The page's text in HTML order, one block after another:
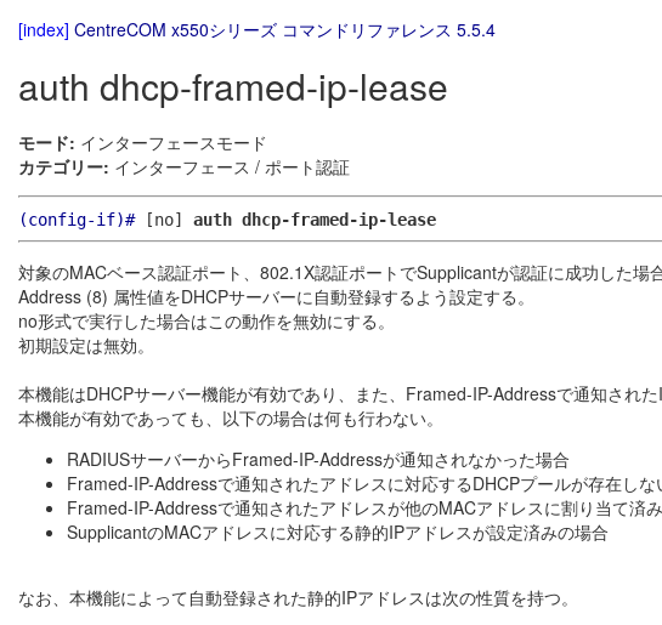
[index] CentreCOM x550シリーズ コマンドリファレンス 5.5.4
auth dhcp-framed-ip-lease
モード: インターフェースモード
カテゴリー: インターフェース / ポート認証
(config-if)#[no] auth dhcp-framed-ip-lease
対象のMACベース認証ポート、802.1X認証ポートでSupplicantが認証に成功した
Address (8) 属性値をDHCPサーバーに自動登録するよう設定する。
no形式で実行した場合はこの動作を無効にする。
初期設定は無効。
本機能はDHCPサーバー機能が有効であり、また、Framed-IP-Addressで通知され
本機能が有効であっても、以下の場合は何も行わない。
RADIUSサーバーからFramed-IP-Addressが通知されなかった場合
Framed-IP-Addressで通知されたアドレスに対応するDHCPプールが存在しな
Framed-IP-Addressで通知されたアドレスが他のMACアドレスに割り当て済
SupplicantのMACアドレスに対応する静的IPアドレスが設定済みの場合
なお、本機能によって自動登録された静的IPアドレスは次の性質を持つ。